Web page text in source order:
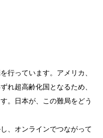
行っています。アメリカ、
れ超高齢化国となるため、
。日本が、この難局をどう
、オンラインでつながって